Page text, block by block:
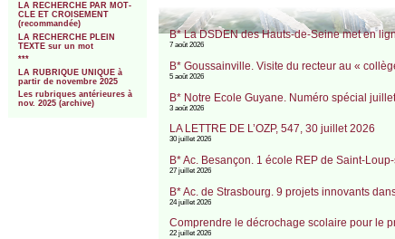
LA RECHERCHE PAR MOT-
CLE ET CROISEMENT
(recommandée)
LA RECHERCHE PLEIN
TEXTE sur un mot
***
LA RUBRIQUE UNIQUE à
partir de novembre 2025
Les rubriques antérieures à
nov. 2025 (archive)
B* La DSDEN des Hauts-de-Seine met en
7 août 2026
B* Goussainville. Visite du recteur au «
5 août 2026
B* Notre Ecole Guyane. Numéro spécial
3 août 2026
LA LETTRE DE L’OZP, 547, 30 juillet 2026
30 juillet 2026
B* Ac. Besançon. 1 école REP de Saint-
27 juillet 2026
B* Ac. de Strasbourg. 9 projets innovants
24 juillet 2026
Comprendre le décrochage scolaire pour le
22 juillet 2026